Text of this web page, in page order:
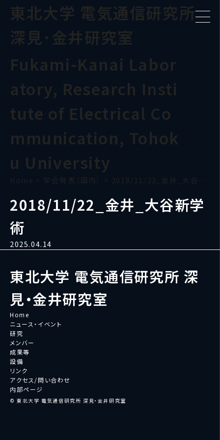
東北大学 電気通信研究所
深見･金井研究室
Fukami-Kanai Labor
atory, Research Insti
tute of Electrical Co
mmunication, Tohok
u University
Home > 学会発表（国内） > 2018/11/22_金井_大谷新学術
2018/11/22_金井_大谷新学
術
2025.04.14
東北大学 電気通信研究所 深
見・金井研究室
Home
ニュース・イベント
研究
メンバー
成果等
設備
リンク
アクセス/問い合わせ
内部ページ
© 東北大学 電気通信研究所 深見・金井研究室